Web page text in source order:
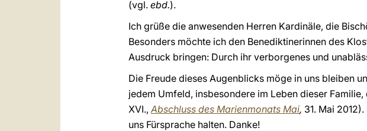
(vgl. ebd.).
Ich grüße die anwesenden Herren Kardinäle, die
Besonders möchte ich den Benediktinerinnen des
Ausdruck bringen: Durch ihr verborgenes und
Die Freude dieses Augenblicks möge in uns bleiben
jedem Umfeld, insbesondere im Leben dieser
XVI., Abschluss des Marienmonats Mai, 31. Mai
uns Fürsprache halten. Danke!